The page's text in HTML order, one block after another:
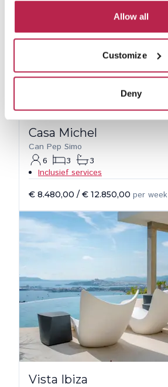
Allow all
Customize
Deny
Casa Michel
Can Pep Simo
6
3
3
Inclusief services
€ 8.480,00 / € 12.850,00 per week
Vista Ibiza